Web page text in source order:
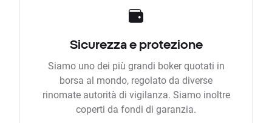
Sicurezza e protezione
Siamo uno dei più grandi boker quotati in
borsa al mondo, regolato da diverse
rinomate autorità di vigilanza. Siamo inoltre
coperti da fondi di garanzia.